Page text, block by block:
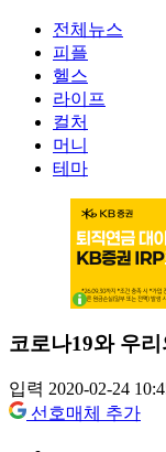
전체뉴스
피플
헬스
라이프
컬처
머니
테마
코로나19와 우
입력 2020-02-24
선호매체 추가